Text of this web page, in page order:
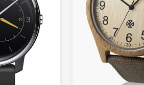
70.00